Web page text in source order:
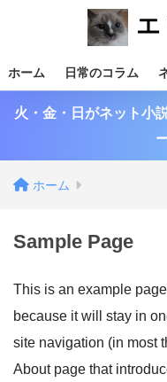
エ
ホーム 日常のコラム
火・金・日がネット小
ホーム
Sample Page
This is an example
because it will stay in
site navigation (in most
About page that